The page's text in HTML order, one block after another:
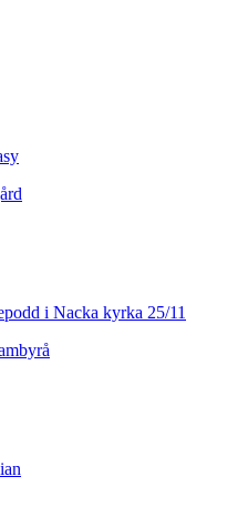
i Nacka kyrka 25/11